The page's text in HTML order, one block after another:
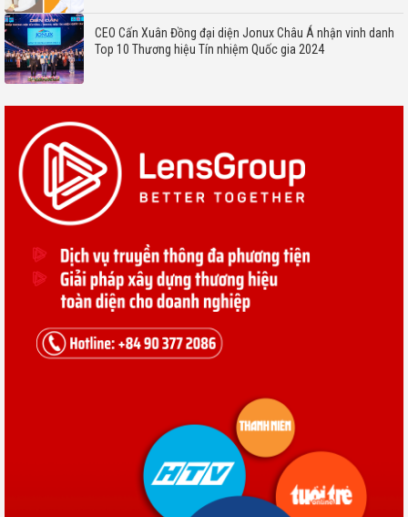
CEO Cấn Xuân Đồng đại diện Jonux Châu Á nhận vinh danh
Top 10 Thương hiệu Tín nhiệm Quốc gia 2024